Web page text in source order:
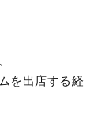
を出店する経